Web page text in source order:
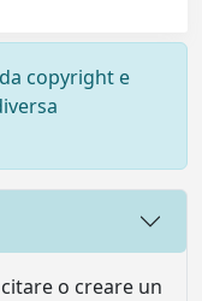
copyright e
o creare un